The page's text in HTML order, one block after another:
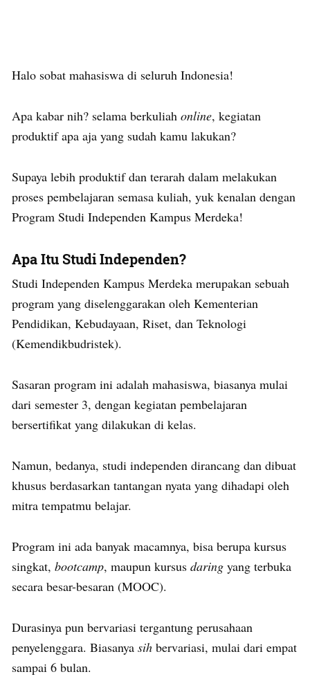
Halo sobat mahasiswa di seluruh Indonesia!
Apa kabar nih? selama berkuliah online, kegiatan
produktif apa aja yang sudah kamu lakukan?
Supaya lebih produktif dan terarah dalam melakukan
proses pembelajaran semasa kuliah, yuk kenalan dengan
Program Studi Independen Kampus Merdeka!
Apa Itu Studi Independen?
Studi Independen Kampus Merdeka merupakan sebuah
program yang diselenggarakan oleh Kementerian
Pendidikan, Kebudayaan, Riset, dan Teknologi
(Kemendikbudristek).
Sasaran program ini adalah mahasiswa, biasanya mulai
dari semester 3, dengan kegiatan pembelajaran
bersertifikat yang dilakukan di kelas.
Namun, bedanya, studi independen dirancang dan dibuat
khusus berdasarkan tantangan nyata yang dihadapi oleh
mitra tempatmu belajar.
Program ini ada banyak macamnya, bisa berupa kursus
singkat, bootcamp, maupun kursus daring yang terbuka
secara besar-besaran (MOOC).
Durasinya pun bervariasi tergantung perusahaan
penyelenggara. Biasanya sih bervariasi, mulai dari empat
sampai 6 bulan.